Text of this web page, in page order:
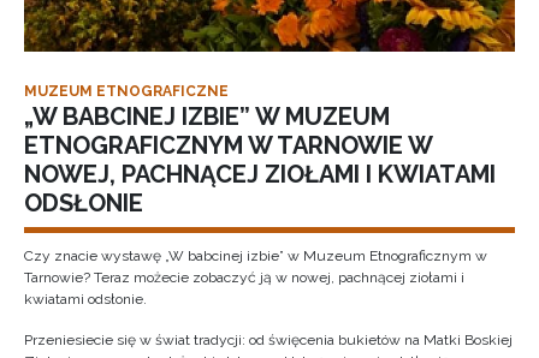
MUZEUM ETNOGRAFICZNE
„W BABCINEJ IZBIE” W MUZEUM
ETNOGRAFICZNYM W TARNOWIE W
NOWEJ, PACHNĄCEJ ZIOŁAMI I KWIATAMI
ODSŁONIE
Czy znacie wystawę „W babcinej izbie” w Muzeum Etnograficznym w
Tarnowie? Teraz możecie zobaczyć ją w nowej, pachnącej ziołami i
kwiatami odsłonie.
Przeniesiecie się w świat tradycji: od święcenia bukietów na Matki Boskiej